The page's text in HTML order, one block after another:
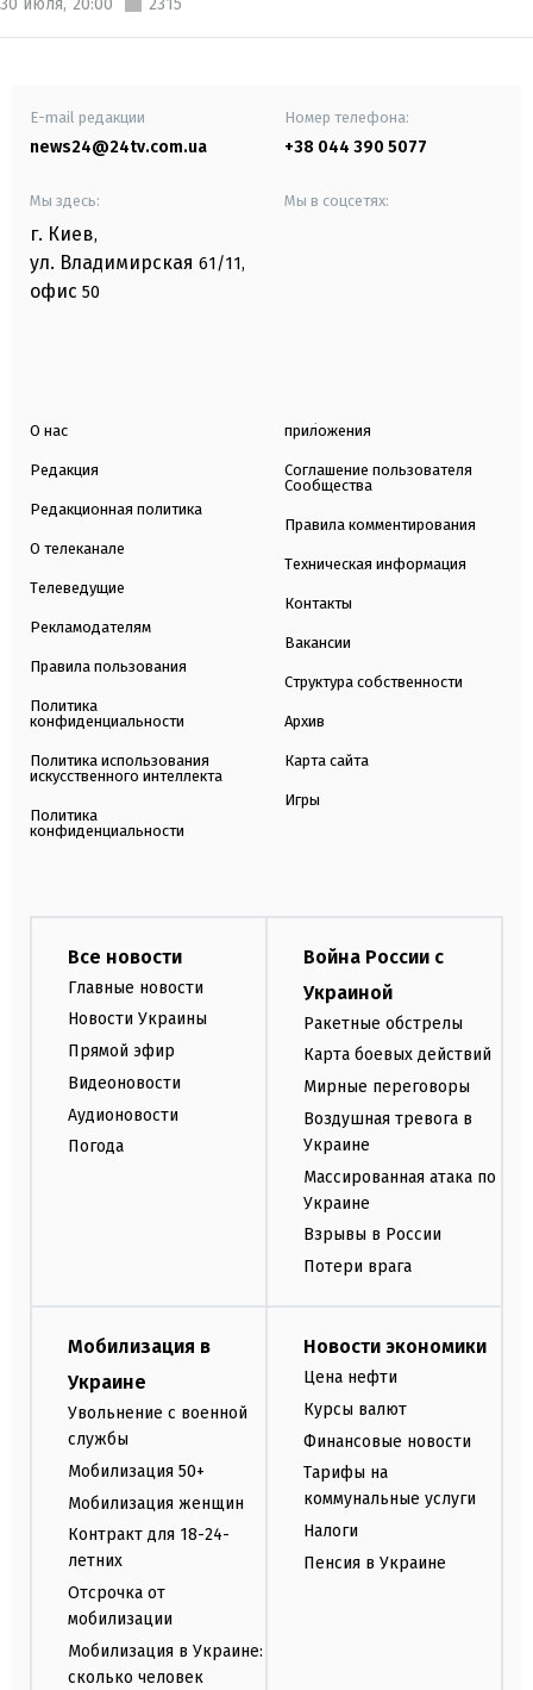
E-mail редакции
news24@24tv.com.ua
Номер телефона:
+38 044 390 5077
Мы здесь:
г. Киев,
ул. Владимирская 61/11,
офис 50
Мы в соцсетях:
О нас
Редакция
Редакционная политика
О телеканале
Телеведущие
Рекламодателям
Правила пользования
Политика
конфиденциальности
Политика использования
искусственного интеллекта
Политика
конфиденциальности
приложения
Соглашение пользователя
Сообщества
Правила комментирования
Техническая информация
Контакты
Вакансии
Структура собственности
Архив
Карта сайта
Игры
Все новости
Главные новости
Новости Украины
Прямой эфир
Видеоновости
Аудионовости
Погода
Война России с
Украиной
Ракетные обстрелы
Карта боевых действий
Мирные переговоры
Воздушная тревога в
Украине
Массированная атака по
Украине
Взрывы в России
Потери врага
Мобилизация в
Украине
Увольнение с военной
службы
Мобилизация 50+
Мобилизация женщин
Контракт для 18-24-
летних
Отсрочка от
мобилизации
Мобилизация в Украине:
сколько человек
Новости экономики
Цена нефти
Курсы валют
Финансовые новости
Тарифы на
коммунальные услуги
Налоги
Пенсия в Украине